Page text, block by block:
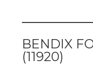
BENDIX
(11920)